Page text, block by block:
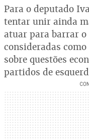
Para o deputado
tentar unir ainda
atuar para barrar o
consideradas
sobre questões
partidos de